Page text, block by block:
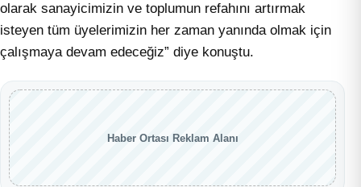
olarak sanayicimizin ve toplumun refahını artırmak
isteyen tüm üyelerimizin her zaman yanında olmak için
çalışmaya devam edeceğiz” diye konuştu.
Haber Ortası Reklam Alanı